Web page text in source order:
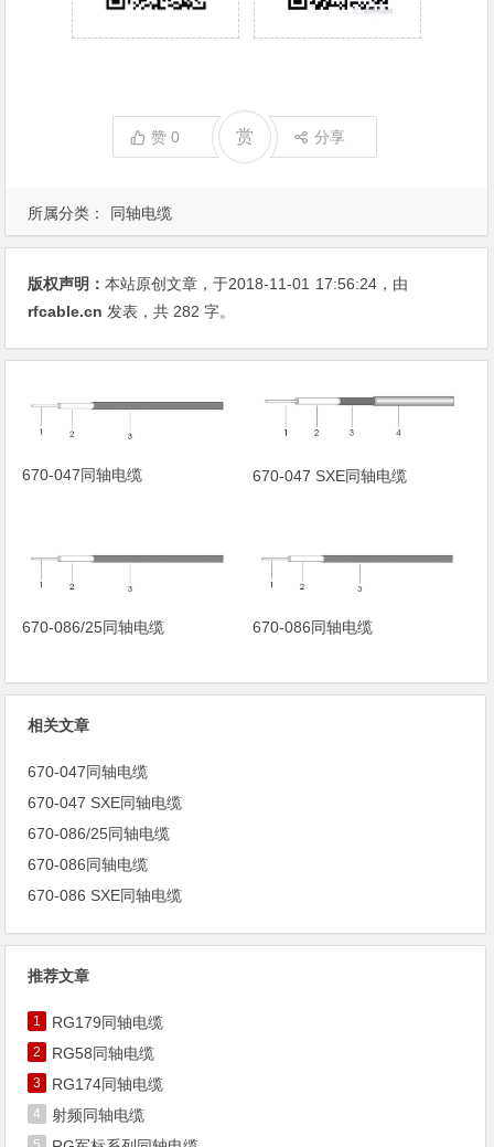
所属分类： 同轴电缆
赞0 赏 分享
版权声明：本站原创文章，于2018-11-01 17:56:24 ，由
rfcable.cn 发表，共 282 字。
670-047同轴电缆 670-047 SXE同轴电缆
670-086/25同轴电缆 670-086同轴电缆
相关文章
670-047同轴电缆
670-047 SXE同轴电缆
670-086/25同轴电缆
670-086同轴电缆
670-086 SXE同轴电缆
推荐文章
1 RG179同轴电缆
2 RG58同轴电缆
3 RG174同轴电缆
4 射频同轴电缆